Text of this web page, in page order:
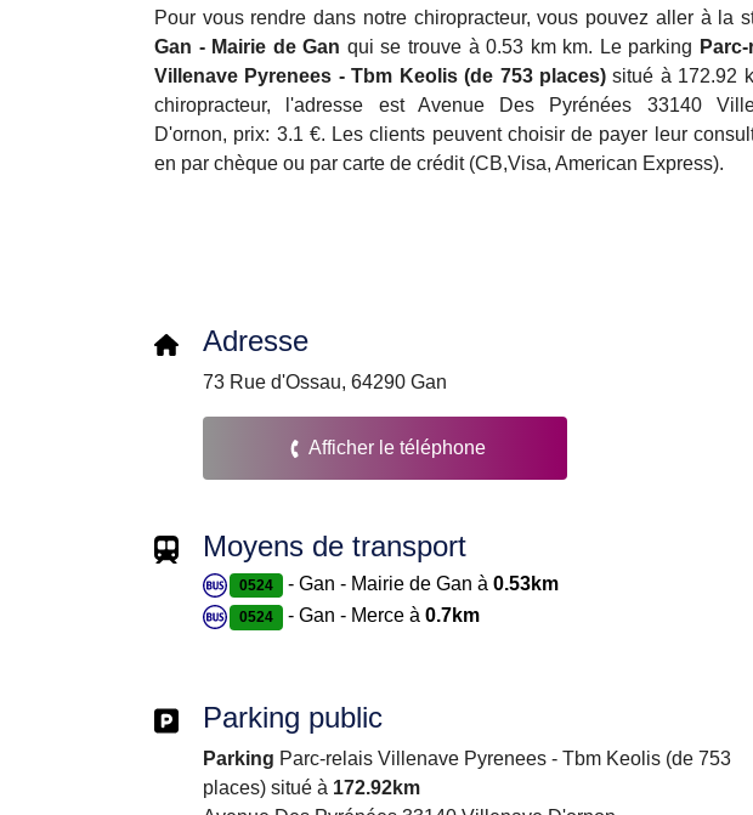
Pour vous rendre dans notre chiropracteur, vous pouvez aller à la
Gan - Mairie de Gan qui se trouve à 0.53 km km. Le parking
Villenave Pyrenees - Tbm Keolis (de 753 places)situé à 172.92
chiropracteur, l'adresse est Avenue Des Pyrénées 33140
D'ornon, prix: 3.1 €. Les clients peuvent choisir de payer leur
en par chèque ou par carte de crédit (CB,Visa, American Express).
Adresse
73 Rue d'Ossau, 64290 Gan
Afficher le téléphone
Moyens de transport
0524 - Gan - Mairie de Gan à 0.53km
0524 - Gan - Merce à 0.7km
Parking public
Parking Parc-relais Villenave Pyrenees - Tbm Keolis (de 753
places) situé à 172.92km